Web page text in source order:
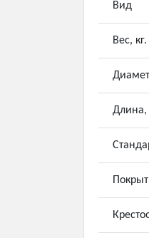
Вид
Вес, кг.